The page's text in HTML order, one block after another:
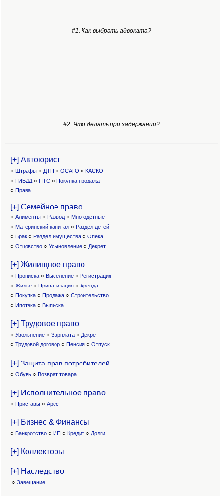
#1. Как выбрать адвоката?
#2. Что делать при задержании?
[+] Автоюрист
○ Штрафы ○ ДТП ○ ОСАГО ○ КАСКО
○ ГИБДД ○ ПТС ○ Покупка продажа
○ Права
[+] Семейное право
○ Алименты ○ Развод ○ Многодетные
○ Материнский капитал○ Раздел детей
○ Брак ○ Раздел имущества ○ Опека
○ Отцовство○ Усыновление ○ Декрет
[+] Жилищное право
○ Прописка ○ Выселение ○ Регистрация
○ Жилье ○ Приватизация ○ Аренда
○ Покупка ○ Продажа ○ Строительство
○ Ипотека ○ Выписка
[+] Трудовое право
○ Увольнение ○ Зарплата ○ Декрет
○ Трудовой договор ○ Пенсия ○ Отпуск
[+] Защита прав потребителей
○ Обувь ○ Возврат товара
[+] Исполнительное право
○ Приставы ○ Арест
[+] Бизнес & Финансы
○ Банкротство ○ ИП ○ Кредит ○ Долги
[+] Коллекторы
[+] Наследство
○ Завещание